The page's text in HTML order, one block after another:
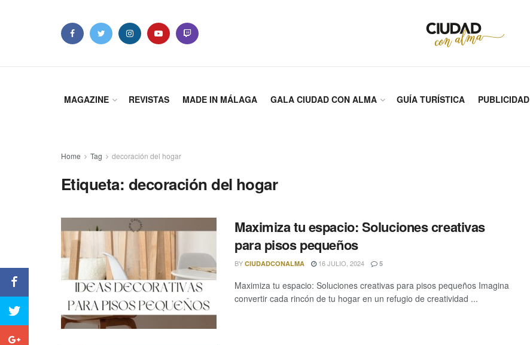
MAGAZINE REVISTAS MADE IN MÁLAGA GALA CIUDAD CON ALMA GUÍA TURÍSTICA PUBLICIDAD
Home Tag decoración del hogar
Etiqueta: decoración del hogar
Maximiza tu espacio: Soluciones creativas
para pisos pequeños
BY CIUDADCONALMA 16 JULIO, 2024 5
Maximiza tu espacio: Soluciones creativas para pisos pequeños Imagina
convertir cada rincón de tu hogar en un refugio de creatividad ...